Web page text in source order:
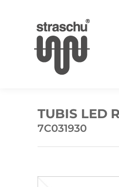
TUBIS LED
7C031930